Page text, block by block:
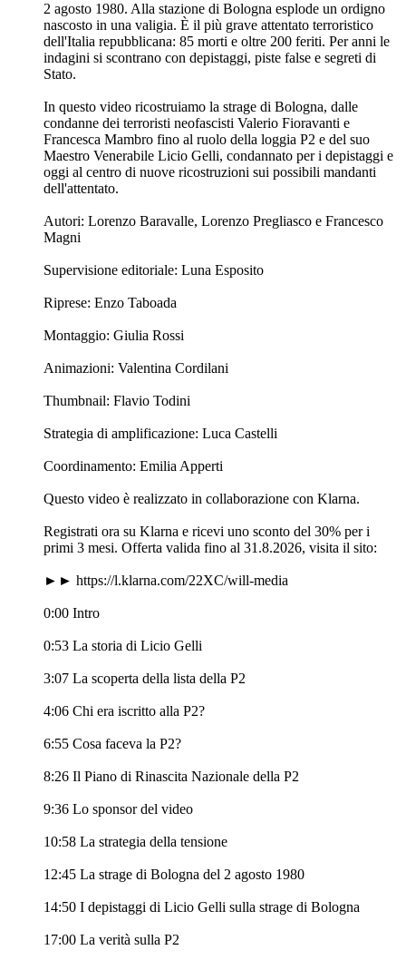
2 agosto 1980. Alla stazione di Bologna esplode un ordigno
nascosto in una valigia. È il più grave attentato terroristico
dell'Italia repubblicana: 85 morti e oltre 200 feriti. Per anni le
indagini si scontrano con depistaggi, piste false e segreti di
Stato.
In questo video ricostruiamo la strage di Bologna, dalle
condanne dei terroristi neofascisti Valerio Fioravanti e
Francesca Mambro fino al ruolo della loggia P2 e del suo
Maestro Venerabile Licio Gelli, condannato per i depistaggi e
oggi al centro di nuove ricostruzioni sui possibili mandanti
dell'attentato.
Autori: Lorenzo Baravalle, Lorenzo Pregliasco e Francesco
Magni
Supervisione editoriale: Luna Esposito
Riprese: Enzo Taboada
Montaggio: Giulia Rossi
Animazioni: Valentina Cordilani
Thumbnail: Flavio Todini
Strategia di amplificazione: Luca Castelli
Coordinamento: Emilia Apperti
Questo video è realizzato in collaborazione con Klarna.
Registrati ora su Klarna e ricevi uno sconto del 30% per i
primi 3 mesi. Offerta valida fino al 31.8.2026, visita il sito:
►► https://l.klarna.com/22XC/will-media
0:00 Intro
0:53 La storia di Licio Gelli
3:07 La scoperta della lista della P2
4:06 Chi era iscritto alla P2?
6:55 Cosa faceva la P2?
8:26 Il Piano di Rinascita Nazionale della P2
9:36 Lo sponsor del video
10:58 La strategia della tensione
12:45 La strage di Bologna del 2 agosto 1980
14:50 I depistaggi di Licio Gelli sulla strage di Bologna
17:00 La verità sulla P2